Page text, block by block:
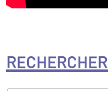
RECHERCHER